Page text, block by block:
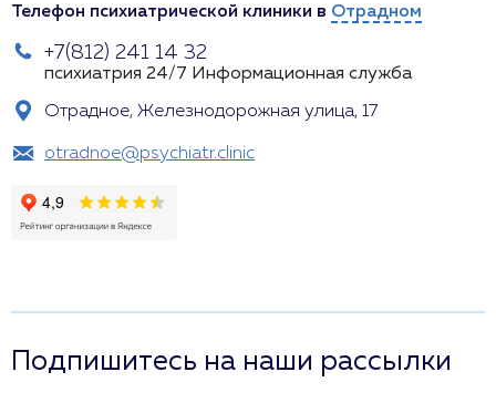
Телефон психиатрической клиники в Отрадном
+7(812) 241 14 32
психиатрия 24/7 Информационная служба
Отрадное, Железнодорожная улица, 17
otradnoe@psychiatr.clinic
Подпишитесь на наши рассылки